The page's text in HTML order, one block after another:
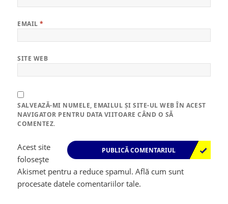
EMAIL*
SITE WEB
SALVEAZĂ-MI NUMELE, EMAILUL ȘI SITE-UL WEB ÎN ACEST
NAVIGATOR PENTRU DATA VIITOARE CÂND O SĂ
COMENTEZ.
Acest site
folosește
Akismet pentru a reduce spamul.Află cum sunt
procesate datele comentariilor tale.